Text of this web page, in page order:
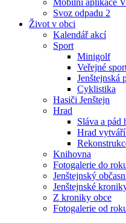
Mobilní aplikace
Svoz odpadu 2
Život v obci
Kalendář akcí
Sport
Minigolf
Veřejné
Jenštejnská
Cyklistika
Hasiči Jenštejn
Hrad
Sláva a pád
Hrad
Knihovna
Fotogalerie do
Jenštejnský
Jenštejnské
Z kroniky obce
Fotogalerie od